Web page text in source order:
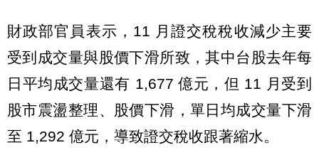
財政部官員表示，11 月證交稅稅收減少主要
受到成交量與股價下滑所致，其中台股去年每
日平均成交量還有 1,677 億元，但 11 月受到
股市震盪整理、股價下滑，單日均成交量下滑
至 1,292 億元，導致證交稅收跟著縮水。